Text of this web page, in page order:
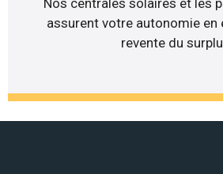
Nos centrales solaires et les
assurent votre autonomie en
revente du